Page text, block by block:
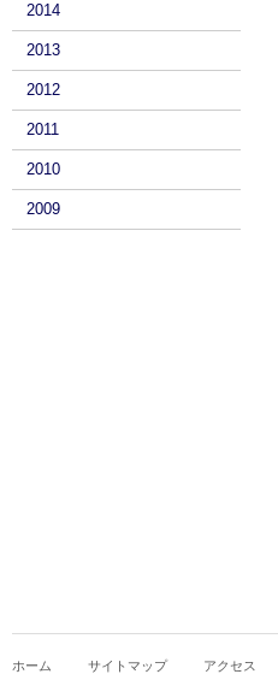
2014
2013
2012
2011
2010
2009
ホーム サイトマップ アクセス